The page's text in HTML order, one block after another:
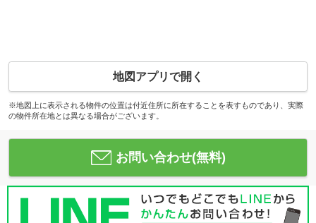
地図アプリで開く
※地図上に表示される物件の位置は付近住所に所在することを表すものであり、実際
の物件所在地とは異なる場合がございます。
お問い合わせ(無料)